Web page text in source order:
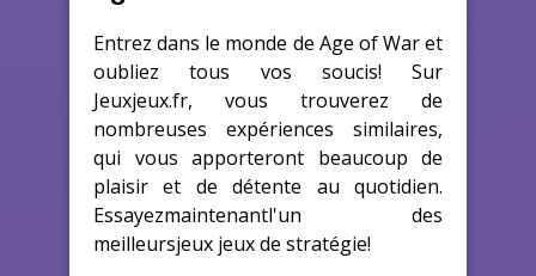
Entrez dans le monde de Age of War et
oubliez tous vos soucis! Sur
Jeuxjeux.fr, vous trouverez de
nombreuses expériences similaires,
qui vous apporteront beaucoup de
plaisir et de détente au quotidien.
Essayezmaintenantl'un des
meilleursjeux jeux de stratégie!